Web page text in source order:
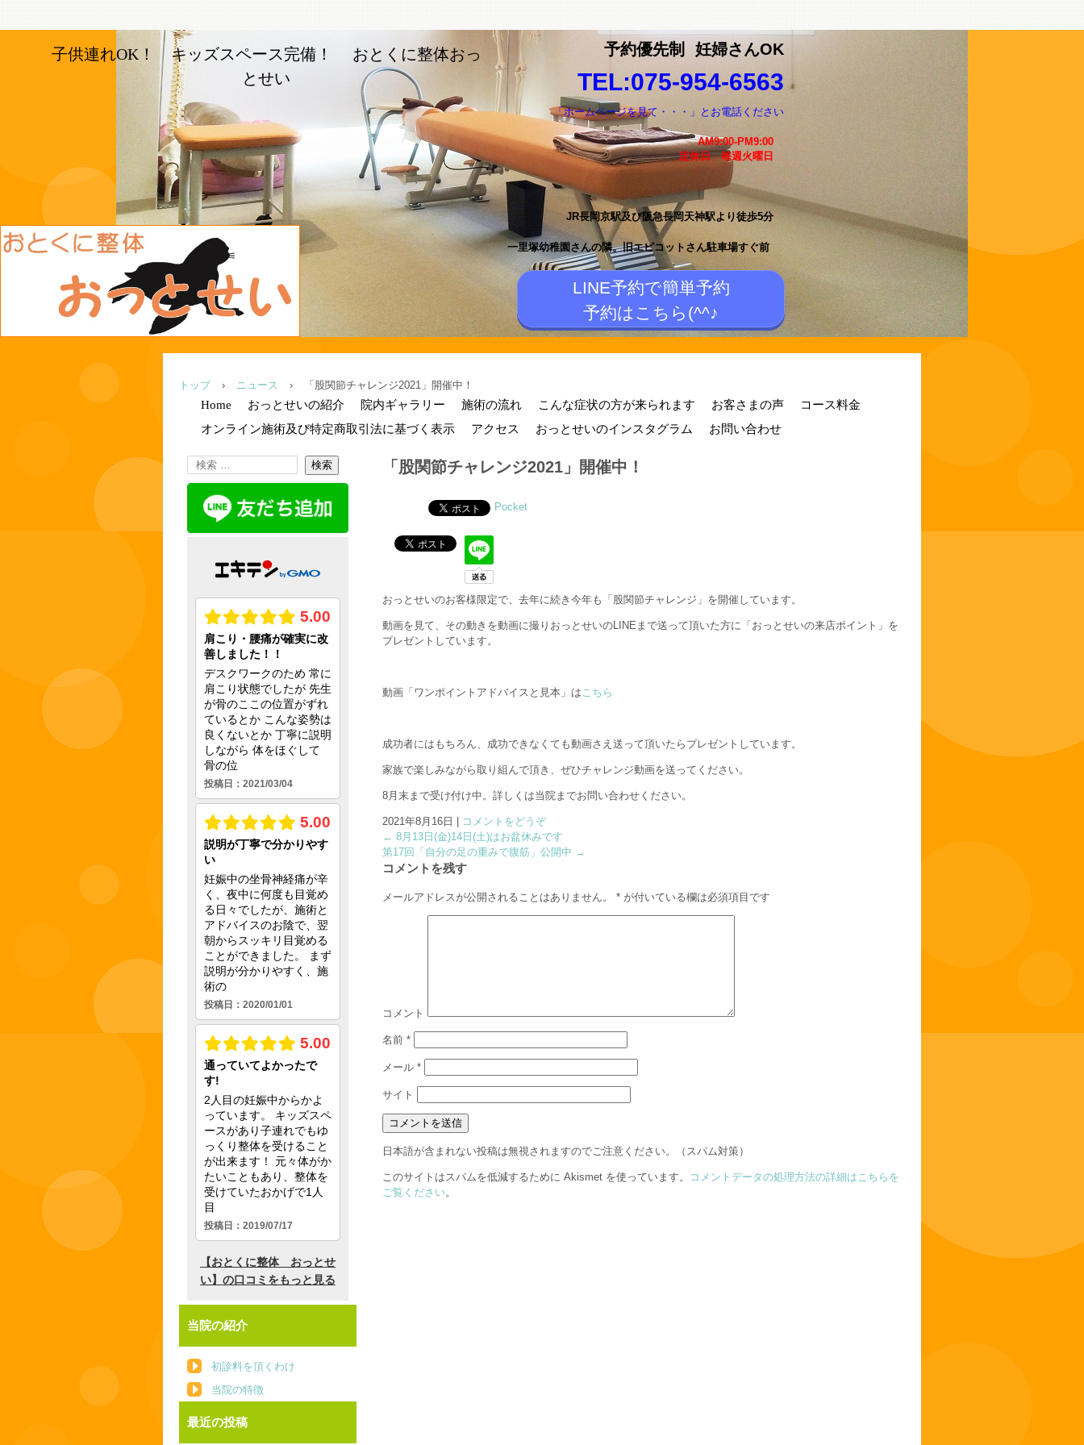
長岡京市の整体【おとく
に整体おっとせい】長岡
京駅と長岡天神駅から徒
歩5分の整体院
子供連れOK！ キッズスペース完備！ おとくに整体おっ
とせい
予約優先制 妊婦さんOK
TEL:075-954-6563
「ホームページを見て・・・」とお電話ください
AM9:00-PM9:00
定休日 毎週火曜日
JR長岡京駅及び阪急長岡天神駅より徒歩5分
一里塚幼稚園さんの隣。旧エピコットさん駐車場すぐ前
LINE予約で簡単予約
予約はこちら(^^♪
トップ › ニュース › 「股関節チャレンジ2021」開催中！
Home おっとせいの紹介 院内ギャラリー 施術の流れ こんな症状の方が来られます お客さまの声
コース料金
オンライン施術及び特定商取引法に基づく表示
アクセス おっとせいのインスタグラム お問い合わせ
「股関節チャレンジ2021」開催中！
Pocket
おっとせいのお客様限定で、去年に続き今年も「股関節チャレンジ」を開催しています。
動画を見て、その動きを動画に撮りおっとせいのLINEまで送って頂いた方に「おっとせいの来店ポイント」を
プレゼントしています。
動画「ワンポイントアドバイスと見本」はこちら
成功者にはもちろん、成功できなくても動画さえ送って頂いたらプレゼントしています。
家族で楽しみながら取り組んで頂き、ぜひチャレンジ動画を送ってください。
8月末まで受け付け中。詳しくは当院までお問い合わせください。
2021年8月16日
コメントをどうぞ
← 8月13日(金)14日(土)はお盆休みです
第17回「自分の足の重みで腹筋」公開中 →
コメントを残す
メールアドレスが公開されることはありません。 * が付いている欄は必須項目です
コメント
名前 *
メール *
サイト
日本語が含まれない投稿は無視されますのでご注意ください。（スパム対策）
このサイトはスパムを低減するために Akismet を使っています。
コメントデータの処理方法の詳細はこちらを
ご覧ください。
当院の紹介
初診料を頂くわけ
当院の特徴
最近の投稿